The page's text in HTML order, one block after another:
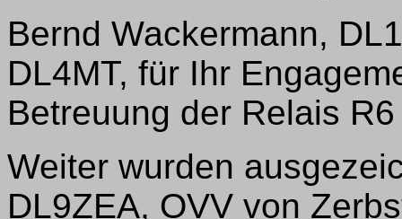
Bernd Wackermann,
DL4MT, für Ihr
Betreuung der Relais
Weiter wurden
DL9ZEA, OVV von